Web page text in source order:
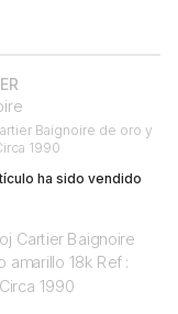
Baignoire de oro y
1990
ha sido vendido